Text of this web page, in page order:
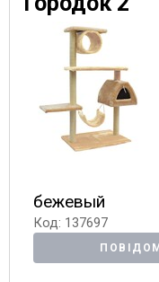
бежевый
Код: 137697